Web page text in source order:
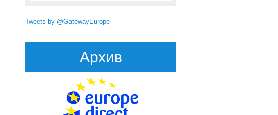
Tweets by @GatewayEurope
Архив